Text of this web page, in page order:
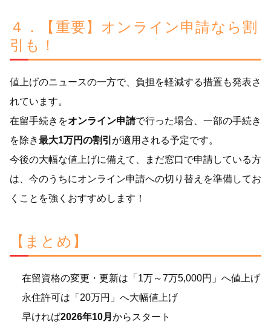
４．【重要】オンライン申請なら割
引も！
値上げのニュースの一方で、負担を軽減する措置も発表さ
れています。
在留手続きをオンライン申請で行った場合、一部の手続き
を除き最大1万円の割引 が適用される予定です。
今後の大幅な値上げに備えて、まだ窓口で申請している方
は、今のうちにオンライン申請への切り替えを準備してお
くことを強くおすすめします！
【まとめ】
在留資格の変更・更新は「1万～7万5,000円」へ値上げ
永住許可は「20万円」へ大幅値上げ
早ければ2026年10月 からスタート